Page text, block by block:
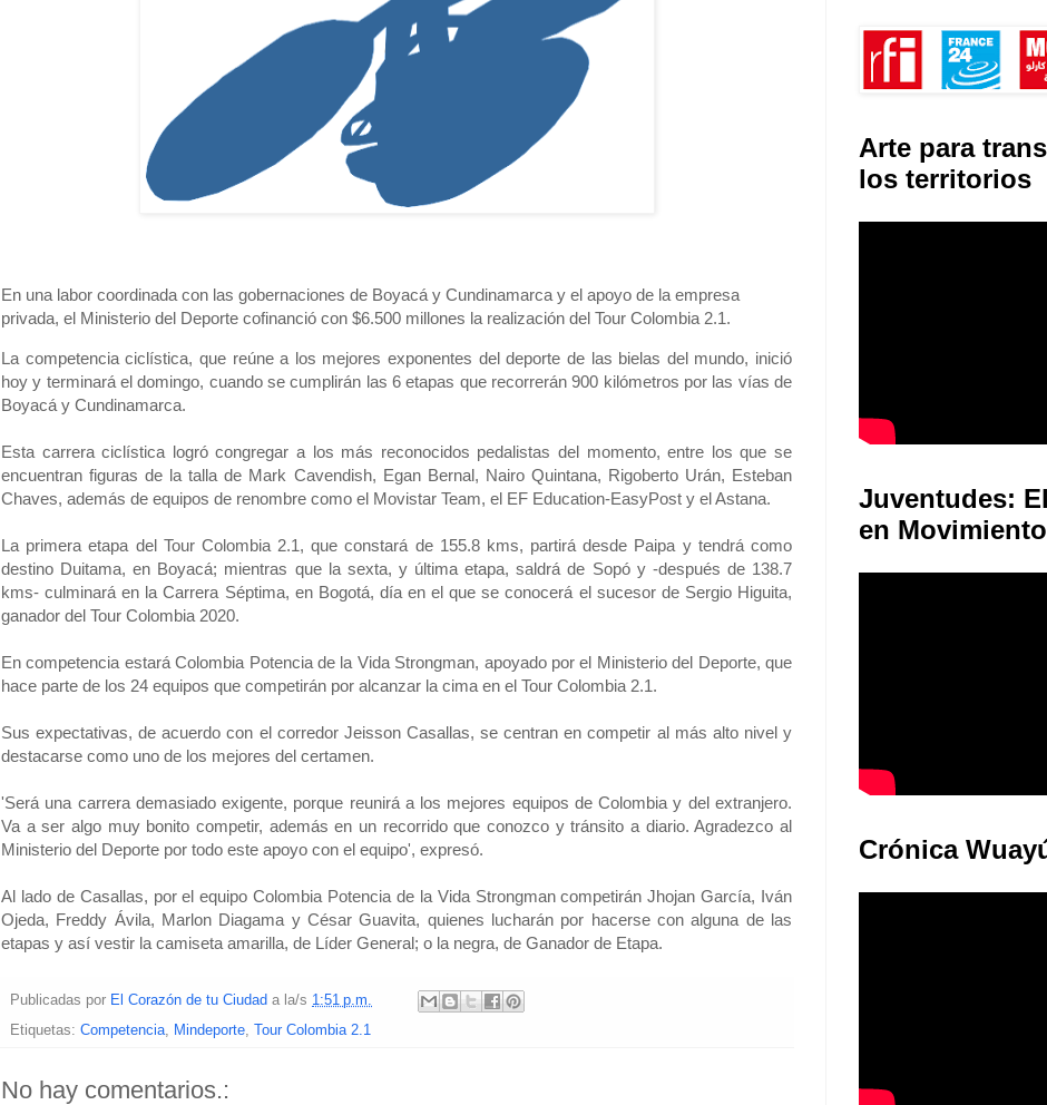
En una labor coordinada con las gobernaciones de Boyacá y Cundinamarca y el apoyo de la empresa
privada, el Ministerio del Deporte cofinanció con $6.500 millones la realización del Tour Colombia 2.1.
La competencia ciclística, que reúne a los mejores exponentes del deporte de las bielas del mundo, inició
hoy y terminará el domingo, cuando se cumplirán las 6 etapas que recorrerán 900 kilómetros por las vías de
Boyacá y Cundinamarca.
Esta carrera ciclística logró congregar a los más reconocidos pedalistas del momento, entre los que se
encuentran figuras de la talla de Mark Cavendish, Egan Bernal, Nairo Quintana, Rigoberto Urán, Esteban
Chaves, además de equipos de renombre como el Movistar Team, el EF Education-EasyPost y el Astana.
La primera etapa del Tour Colombia 2.1, que constará de 155.8 kms, partirá desde Paipa y tendrá como
destino Duitama, en Boyacá; mientras que la sexta, y última etapa, saldrá de Sopó y -después de 138.7
kms- culminará en la Carrera Séptima, en Bogotá, día en el que se conocerá el sucesor de Sergio Higuita,
ganador del Tour Colombia 2020.
En competencia estará Colombia Potencia de la Vida Strongman, apoyado por el Ministerio del Deporte, que
hace parte de los 24 equipos que competirán por alcanzar la cima en el Tour Colombia 2.1.
Sus expectativas, de acuerdo con el corredor Jeisson Casallas, se centran en competir al más alto nivel y
destacarse como uno de los mejores del certamen.
'Será una carrera demasiado exigente, porque reunirá a los mejores equipos de Colombia y del extranjero.
Va a ser algo muy bonito competir, además en un recorrido que conozco y tránsito a diario. Agradezco al
Ministerio del Deporte por todo este apoyo con el equipo', expresó.
Al lado de Casallas, por el equipo Colombia Potencia de la Vida Strongman competirán Jhojan García, Iván
Ojeda, Freddy Ávila, Marlon Diagama y César Guavita, quienes lucharán por hacerse con alguna de las
etapas y así vestir la camiseta amarilla, de Líder General; o la negra, de Ganador de Etapa.
Publicadas por El Corazón de tu Ciudad a la/s 1:51 p.m.
Etiquetas: Competencia Mindeporte Tour Colombia 2.1
No hay comentarios.:
Arte para
los territorios
Juventudes:
en Movimiento
Crónica